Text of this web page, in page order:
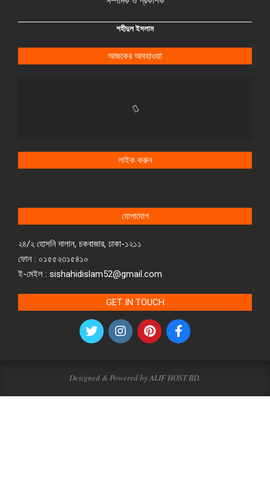
শহীদুল ইসলাম
আজকের আবহাওয়া
লাইক করুন
যোগাযোগ
২৪/২ হোসনি দালান, চকবাজার, ঢাকা-১২১১
ফোন : ০১৫৫২৩১৫৪১০
ই-মেইল : sishahidislam52@gmail.com
GET IN TOUCH
Designed & Powered by ALIF HOST BD.